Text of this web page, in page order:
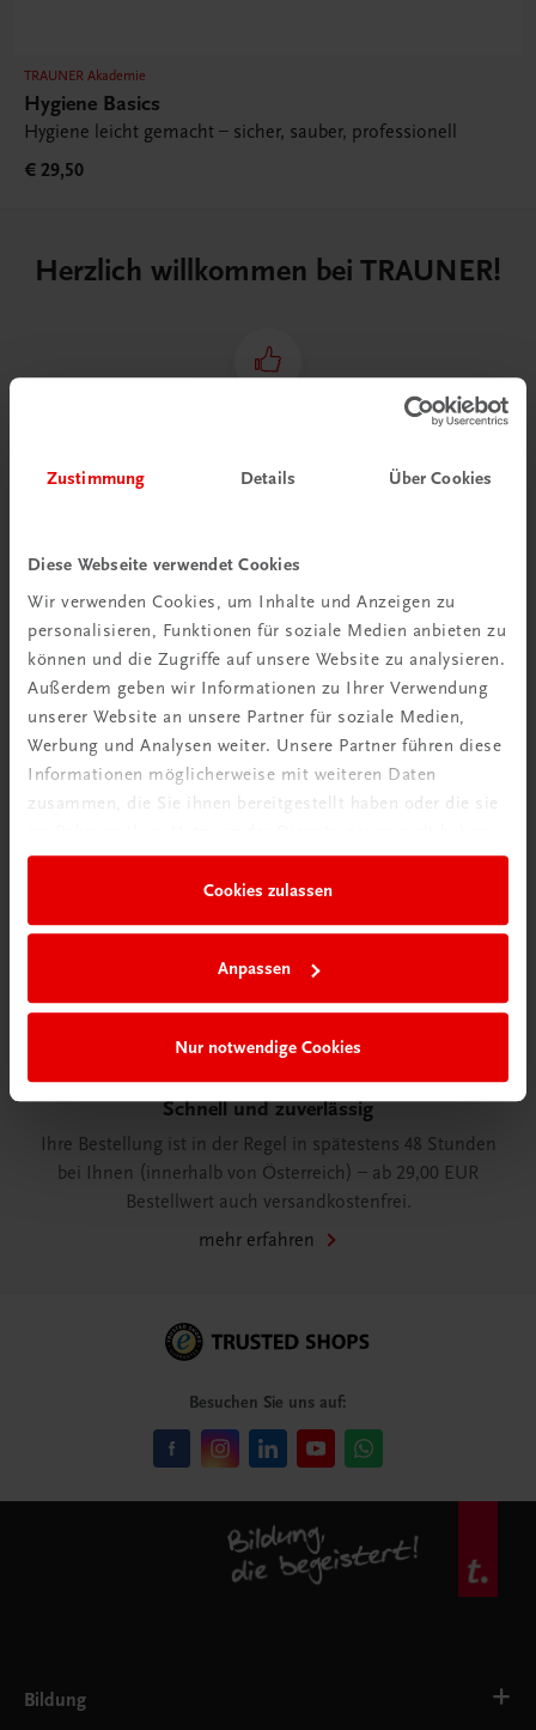
Zustimmung Details Über Cookies
Diese Webseite verwendet Cookies
Wir verwenden Cookies, um Inhalte und Anzeigen zu
personalisieren, Funktionen für soziale Medien anbieten zu
können und die Zugriffe auf unsere Website zu analysieren.
Außerdem geben wir Informationen zu Ihrer Verwendung
unserer Website an unsere Partner für soziale Medien,
Werbung und Analysen weiter. Unsere Partner führen diese
Informationen möglicherweise mit weiteren Daten
zusammen, die Sie ihnen bereitgestellt haben oder die sie
Cookies zulassen
Anpassen
Nur notwendige Cookies
TRAUNER Akademie
Hygiene Basics
Hygiene leicht gemacht – sicher, sauber, professionell
€ 29,50
Herzlich willkommen bei TRAUNER!
Familienunternehmen mit 80 Mitarbeiterinnen und
Mitarbeitern, die eines verbindet: Begeisterung für unsere
mehr erfahren
Wir sind gerne für Sie da
TRAUNER Verlag + Buchservice GmbH
Köglstraße 14 | 4020 Linz
Schnell und zuverlässig
Ihre Bestellung ist in der Regel in spätestens 48 Stunden
bei Ihnen (innerhalb von Österreich) – ab 29,00 EUR
Bestellwert auch versandkostenfrei.
mehr erfahren
Besuchen Sie uns auf:
Bildung